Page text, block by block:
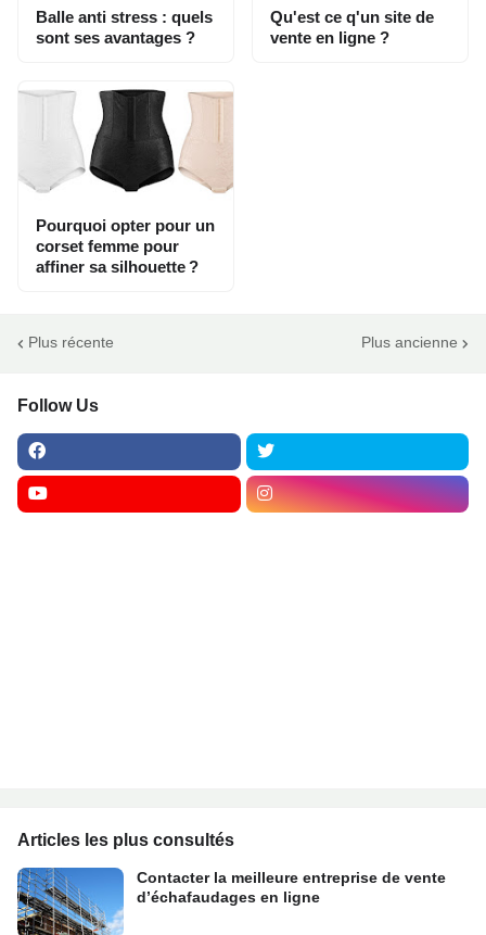
Balle anti stress : quels
sont ses avantages ?
Qu'est ce q'un site de
vente en ligne ?
Pourquoi opter pour un
corset femme pour
affiner sa silhouette ?
Plus récente Plus ancienne
Follow Us
Articles les plus consultés
Contacter la meilleure entreprise de vente
d’échafaudages en ligne